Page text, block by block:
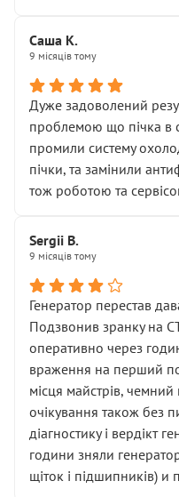
Саша К.
9 місяців тому
Дуже задоволений
проблемою що пічка в
промили систему
пічки, та замінили
тож роботою та
Sergii B.
9 місяців тому
Генератор перестав
Подзвонив зранку на
оперативно через
враження на перший
місця майстрів, чемний
очікування також без
діагностику і вердікт
години зняли
щіток і підшипників) и